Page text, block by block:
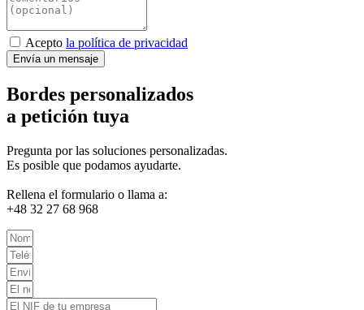
Acepto la política de privacidad
Envía un mensaje
Bordes personalizados
a petición tuya
Pregunta por las soluciones personalizadas.
Es posible que podamos ayudarte.
Rellena el formulario o llama a:
+48 32 27 68 968